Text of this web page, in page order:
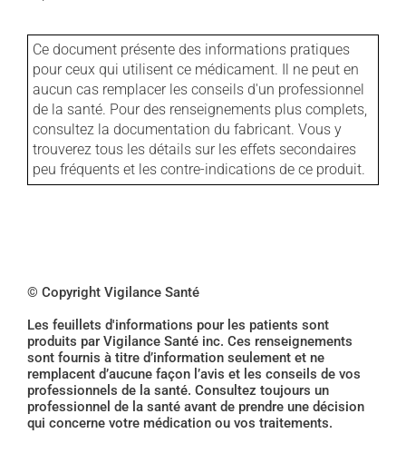
Ce document présente des informations pratiques
pour ceux qui utilisent ce médicament. Il ne peut en
aucun cas remplacer les conseils d'un professionnel
de la santé. Pour des renseignements plus complets,
consultez la documentation du fabricant. Vous y
trouverez tous les détails sur les effets secondaires
peu fréquents et les contre-indications de ce produit.
© Copyright Vigilance Santé
Les feuillets d'informations pour les patients sont
produits par Vigilance Santé inc. Ces renseignements
sont fournis à titre d’information seulement et ne
remplacent d’aucune façon l’avis et les conseils de vos
professionnels de la santé. Consultez toujours un
professionnel de la santé avant de prendre une décision
qui concerne votre médication ou vos traitements.